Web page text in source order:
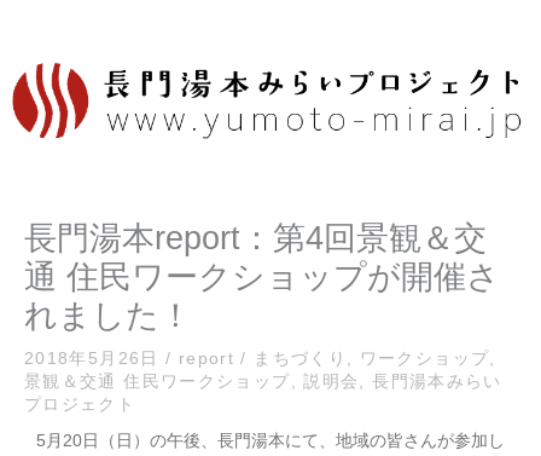
容
を
長門湯本report：第4回景観＆交
通 住民ワークショップが開催さ
れました！
2018年5月26日/ report / まちづくり ワークショップ
景観＆交通 住民ワークショップ ,説明会 ,長門湯本みらい
プロジェクト
5月20日（日）の午後、長門湯本にて、地域の皆さんが参加し